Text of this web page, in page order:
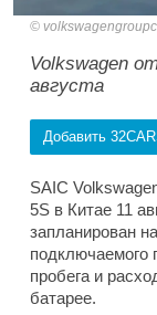
Volkswagen
августа
Добавить
SAIC
5S в Китае 11
запланирован
подключаемого
пробега и
батарее.